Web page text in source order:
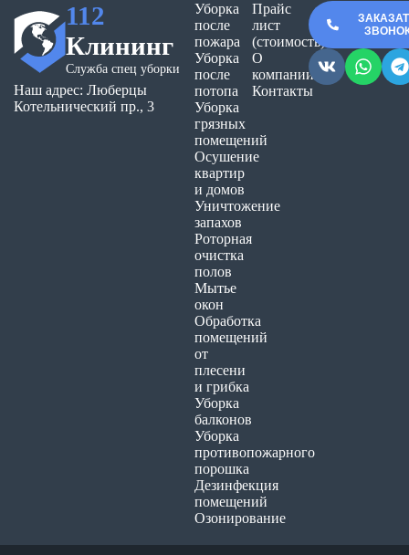
112
Клининг
Служба спец уборки
Наш адрес: Люберцы
Котельнический пр., 3
Уборка
после
пожара
Уборка
после
потопа
Уборка
грязных
помещений
Осушение
квартир
и домов
Уничтожение
запахов
Роторная
очистка
полов
Мытье
окон
Обработка
помещений
от
плесени
и грибка
Уборка
балконов
Уборка
противопожарного
порошка
Дезинфекция
помещений
Озонирование
Прайс
лист
(стоимость)
О
компании
Контакты